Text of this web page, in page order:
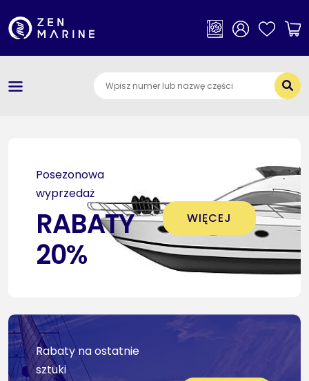
×
Posezonowa
wyprzedaż
RABATY
20%
WIĘCEJ
Rabaty na ostatnie
sztuki